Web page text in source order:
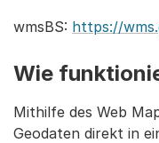
wmsBS: https://
Wie
Mithilfe des Web
Geodaten direkt in